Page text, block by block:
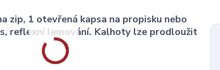
zip, 1 otevřená kapsa na propisku nebo
reflexní lemování. Kalhoty lze prodloužit